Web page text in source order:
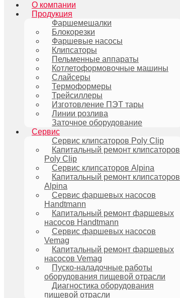
О компании
Продукция
Фаршемешалки
Блокорезки
Фаршевые насосы
Клипсаторы
Пельменные аппараты
Котлетоформовочные машины
Слайсеры
Термоформеры
Трейсиллеры
Изготовление ПЭТ тары
Линии розлива
Заточное оборудование
Сервис
Сервис клипсаторов Poly Clip
Капитальный ремонт клипсаторов
Poly Clip
Сервис клипсаторов Alpina
Капитальный ремонт клипсаторов
Alpina
Сервис фаршевых насосов
Handtmann
Капитальный ремонт фаршевых
насосов Handtmann
Сервис фаршевых насосов
Vemag
Капитальный ремонт фаршевых
насосов Vemag
Пуско-наладочные работы
оборудования пищевой отрасли
Диагностика оборудования
пищевой отрасли